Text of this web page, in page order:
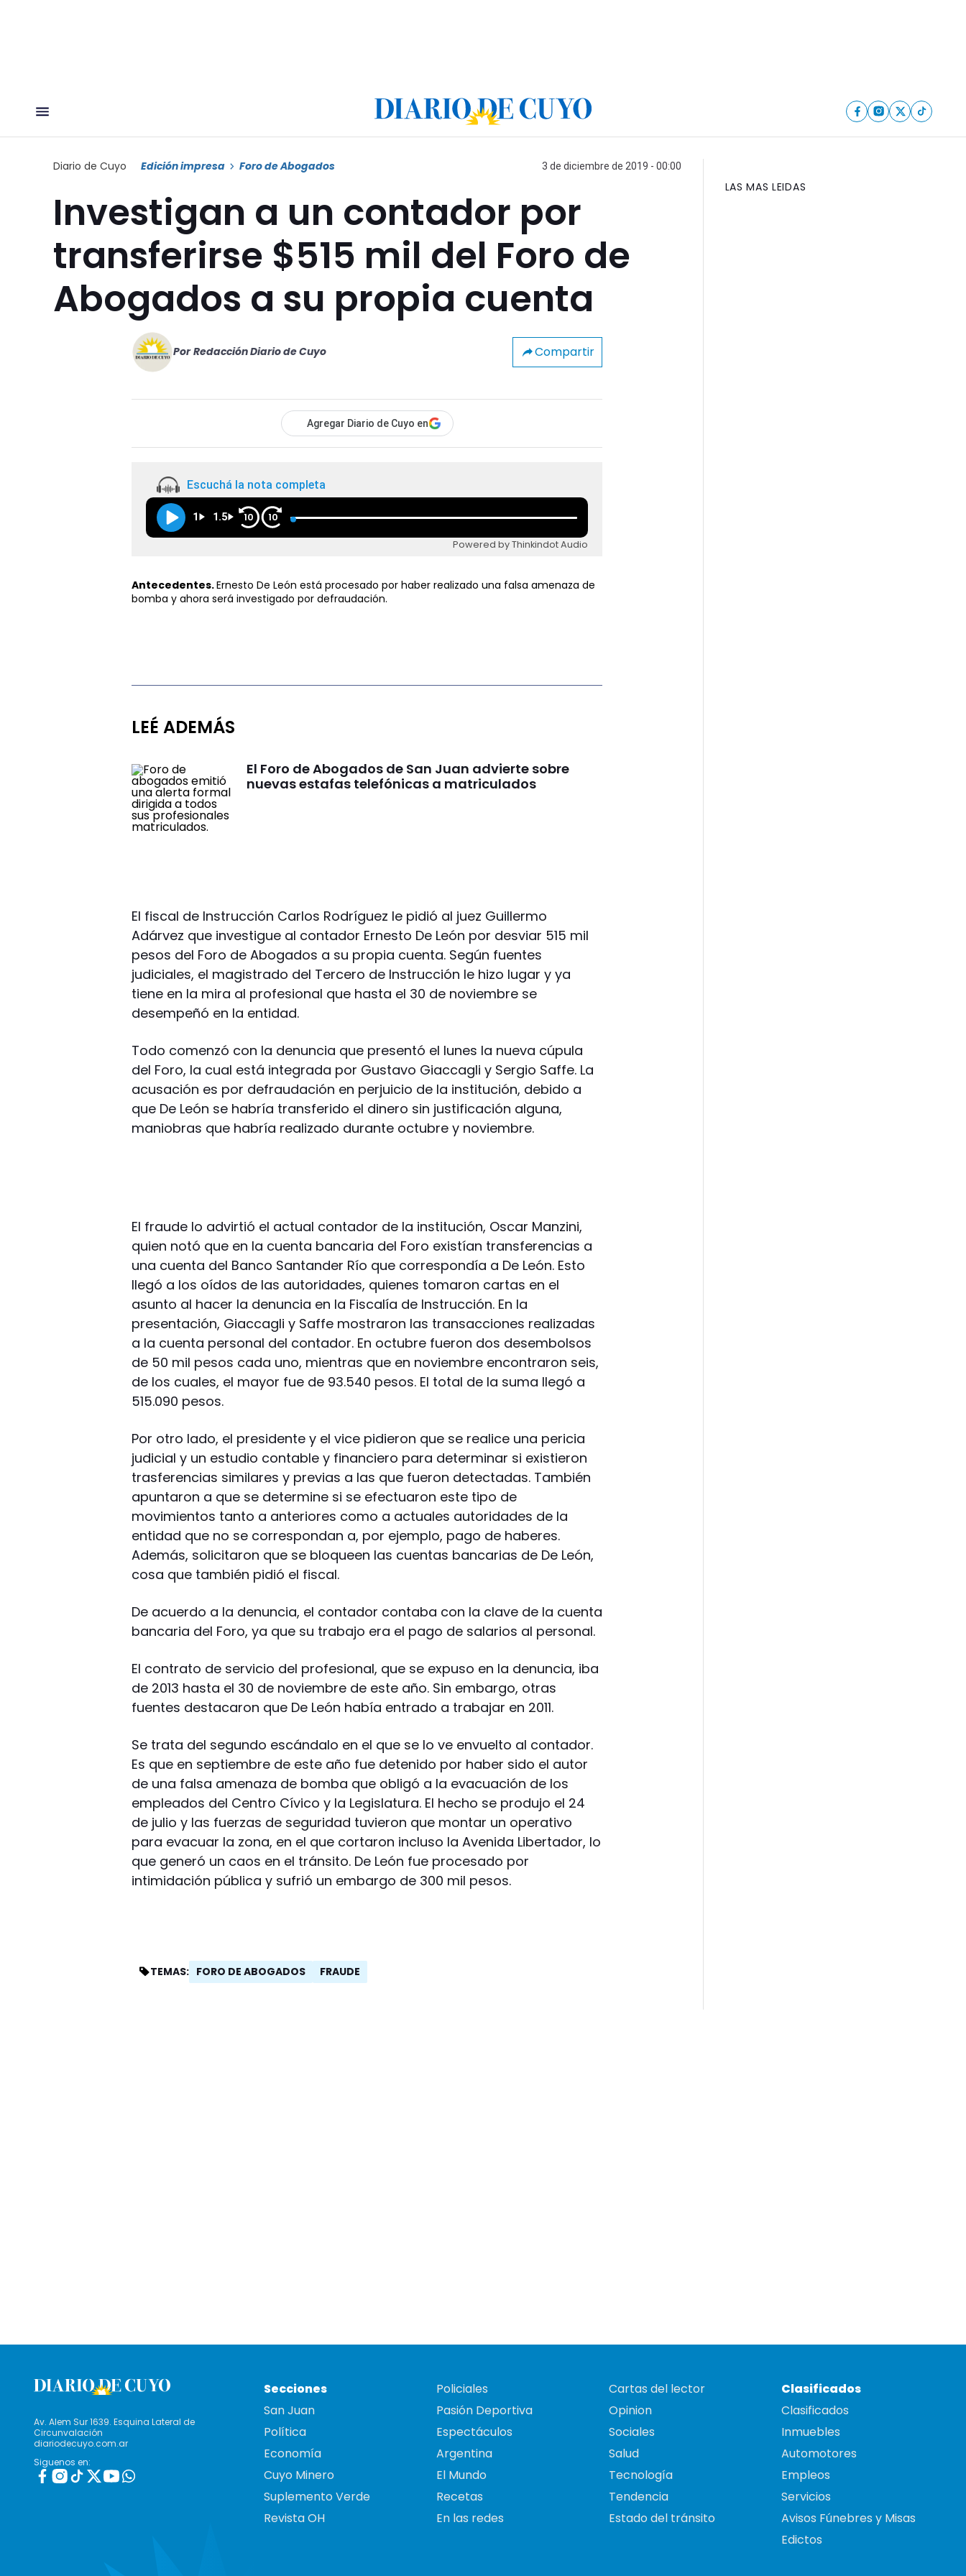
Diario de Cuyo Edición impresa Foro de Abogados 3 de diciembre de 2019 - 00:00
Investigan a un contador por
transferirse $515 mil del Foro de
Abogados a su propia cuenta
Por Redacción Diario de Cuyo Compartir
Agregar Diario de Cuyo en
Escuchá la nota completa
1 1.5 10 10
Powered by Thinkindot Audio
Antecedentes.Ernesto De León está procesado por haber realizado una falsa amenaza de
bomba y ahora será investigado por defraudación.
LEÉ ADEMÁS
El Foro de Abogados de San Juan advierte sobre
nuevas estafas telefónicas a matriculados
El fiscal de Instrucción Carlos Rodríguez le pidió al juez Guillermo
Adárvez que investigue al contador Ernesto De León por desviar 515 mil
pesos del Foro de Abogados a su propia cuenta. Según fuentes
judiciales, el magistrado del Tercero de Instrucción le hizo lugar y ya
tiene en la mira al profesional que hasta el 30 de noviembre se
desempeñó en la entidad.
Todo comenzó con la denuncia que presentó el lunes la nueva cúpula
del Foro, la cual está integrada por Gustavo Giaccagli y Sergio Saffe. La
acusación es por defraudación en perjuicio de la institución, debido a
que De León se habría transferido el dinero sin justificación alguna,
maniobras que habría realizado durante octubre y noviembre.
El fraude lo advirtió el actual contador de la institución, Oscar Manzini,
quien notó que en la cuenta bancaria del Foro existían transferencias a
una cuenta del Banco Santander Río que correspondía a De León. Esto
llegó a los oídos de las autoridades, quienes tomaron cartas en el
asunto al hacer la denuncia en la Fiscalía de Instrucción. En la
presentación, Giaccagli y Saffe mostraron las transacciones realizadas
a la cuenta personal del contador. En octubre fueron dos desembolsos
de 50 mil pesos cada uno, mientras que en noviembre encontraron seis,
de los cuales, el mayor fue de 93.540 pesos. El total de la suma llegó a
515.090 pesos.
Por otro lado, el presidente y el vice pidieron que se realice una pericia
judicial y un estudio contable y financiero para determinar si existieron
trasferencias similares y previas a las que fueron detectadas. También
apuntaron a que se determine si se efectuaron este tipo de
movimientos tanto a anteriores como a actuales autoridades de la
entidad que no se correspondan a, por ejemplo, pago de haberes.
Además, solicitaron que se bloqueen las cuentas bancarias de De León,
cosa que también pidió el fiscal.
De acuerdo a la denuncia, el contador contaba con la clave de la cuenta
bancaria del Foro, ya que su trabajo era el pago de salarios al personal.
El contrato de servicio del profesional, que se expuso en la denuncia, iba
de 2013 hasta el 30 de noviembre de este año. Sin embargo, otras
fuentes destacaron que De León había entrado a trabajar en 2011.
Se trata del segundo escándalo en el que se lo ve envuelto al contador.
Es que en septiembre de este año fue detenido por haber sido el autor
de una falsa amenaza de bomba que obligó a la evacuación de los
empleados del Centro Cívico y la Legislatura. El hecho se produjo el 24
de julio y las fuerzas de seguridad tuvieron que montar un operativo
para evacuar la zona, en el que cortaron incluso la Avenida Libertador, lo
que generó un caos en el tránsito. De León fue procesado por
intimidación pública y sufrió un embargo de 300 mil pesos.
TEMAS: FORO DE ABOGADOS FRAUDE
LAS MAS LEIDAS
Av. Alem Sur 1639. Esquina Lateral de
Circunvalación
diariodecuyo.com.ar
Siguenos en:
Secciones
San Juan
Política
Economía
Cuyo Minero
Suplemento Verde
Revista OH
Policiales
Pasión Deportiva
Espectáculos
Argentina
El Mundo
Recetas
En las redes
Cartas del lector
Opinion
Sociales
Salud
Tecnología
Tendencia
Estado del tránsito
Clasificados
Clasificados
Inmuebles
Automotores
Empleos
Servicios
Avisos Fúnebres y Misas
Edictos